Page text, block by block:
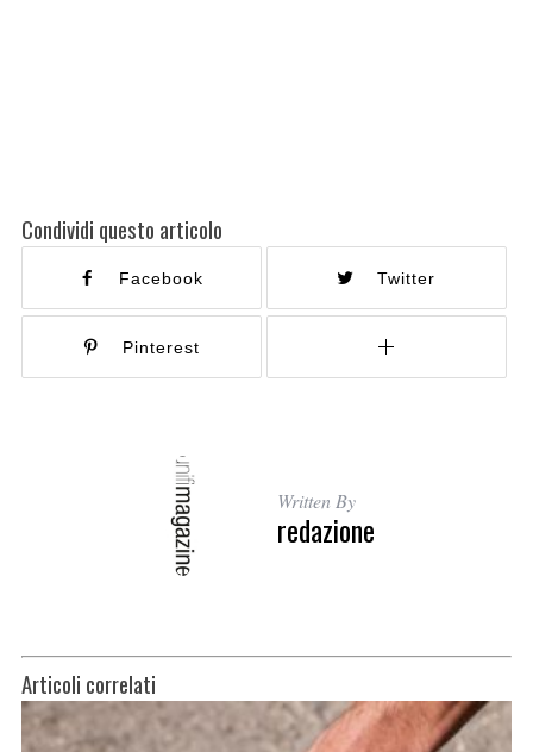
Condividi questo articolo
Facebook Twitter
Pinterest
Written By
redazione
Articoli correlati